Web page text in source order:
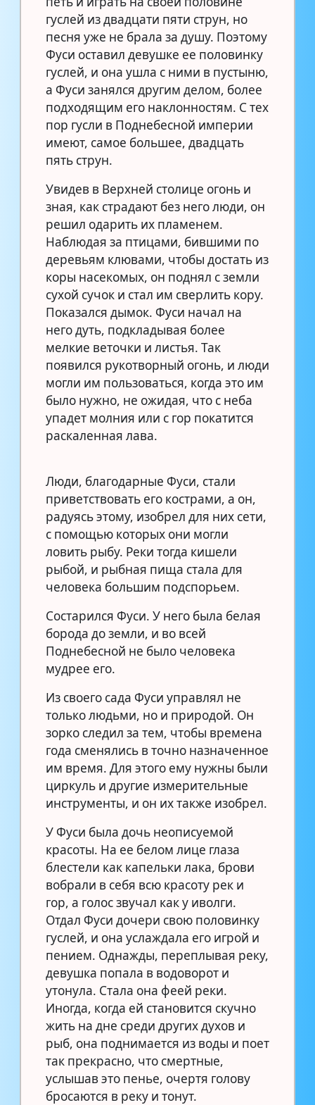
гуслей из двадцати пяти струн, но
песня уже не брала за душу. Поэтому
Фуси оставил девушке ее половинку
гуслей, и она ушла с ними в пустыню,
а Фуси занялся другим делом, более
подходящим его наклонностям. С тех
пор гусли в Поднебесной империи
имеют, самое большее, двадцать
пять струн.
Увидев в Верхней столице огонь и
зная, как страдают без него люди, он
решил одарить их пламенем.
Наблюдая за птицами, бившими по
деревьям клювами, чтобы достать из
коры насекомых, он поднял с земли
сухой сучок и стал им сверлить кору.
Показался дымок. Фуси начал на
него дуть, подкладывая более
мелкие веточки и листья. Так
появился рукотворный огонь, и люди
могли им пользоваться, когда это им
было нужно, не ожидая, что с неба
упадет молния или с гор покатится
раскаленная лава.
Люди, благодарные Фуси, стали
приветствовать его кострами, а он,
радуясь этому, изобрел для них сети,
с помощью которых они могли
ловить рыбу. Реки тогда кишели
рыбой, и рыбная пища стала для
человека большим подспорьем.
Состарился Фуси. У него была белая
борода до земли, и во всей
Поднебесной не было человека
мудрее его.
Из своего сада Фуси управлял не
только людьми, но и природой. Он
зорко следил за тем, чтобы времена
года сменялись в точно назначенное
им время. Для этого ему нужны были
циркуль и другие измерительные
инструменты, и он их также изобрел.
У Фуси была дочь неописуемой
красоты. На ее белом лице глаза
блестели как капельки лака, брови
вобрали в себя всю красоту рек и
гор, а голос звучал как у иволги.
Отдал Фуси дочери свою половинку
гуслей, и она услаждала его игрой и
пением. Однажды, переплывая реку,
девушка попала в водоворот и
утонула. Стала она феей реки.
Иногда, когда ей становится скучно
жить на дне среди других духов и
рыб, она поднимается из воды и поет
так прекрасно, что смертные,
услышав это пенье, очертя голову
бросаются в реку и тонут.